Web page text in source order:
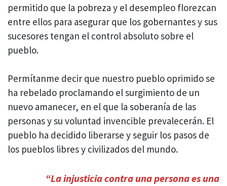
permitido que la pobreza y el desempleo florezcan
entre ellos para asegurar que los gobernantes y sus
sucesores tengan el control absoluto sobre el
pueblo.
Permítanme decir que nuestro pueblo oprimido se
ha rebelado proclamando el surgimiento de un
nuevo amanecer, en el que la soberanía de las
personas y su voluntad invencible prevalecerán. El
pueblo ha decidido liberarse y seguir los pasos de
los pueblos libres y civilizados del mundo.
“La injusticia contra una persona es una